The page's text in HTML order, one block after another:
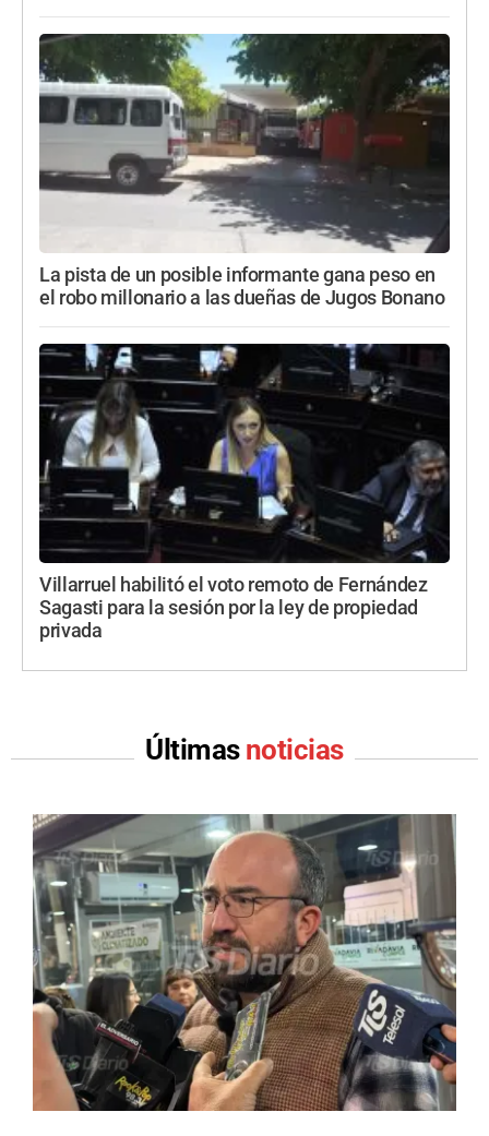
La pista de un posible informante gana peso en
el robo millonario a las dueñas de Jugos Bonano
Villarruel habilitó el voto remoto de Fernández
Sagasti para la sesión por la ley de propiedad
privada
Últimas noticias